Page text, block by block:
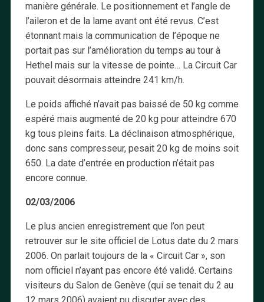
manière générale. Le positionnement et l’angle de
l’aileron et de la lame avant ont été revus. C’est
étonnant mais la communication de l’époque ne
portait pas sur l’amélioration du temps au tour à
Hethel mais sur la vitesse de pointe… La Circuit Car
pouvait désormais atteindre 241 km/h.
Le poids affiché n’avait pas baissé de 50 kg comme
espéré mais augmenté de 20 kg pour atteindre 670
kg tous pleins faits. La déclinaison atmosphérique,
donc sans compresseur, pesait 20 kg de moins soit
650. La date d’entrée en production n’était pas
encore connue.
02/03/2006
Le plus ancien enregistrement que l’on peut
retrouver sur le site officiel de Lotus date du 2 mars
2006. On parlait toujours de la « Circuit Car », son
nom officiel n’ayant pas encore été validé. Certains
visiteurs du Salon de Genève (qui se tenait du 2 au